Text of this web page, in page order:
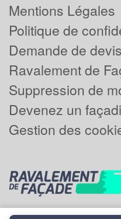
Mentions Légales
Politique de
Demande de
Ravalement de
Suppression de
Devenez un
Gestion des